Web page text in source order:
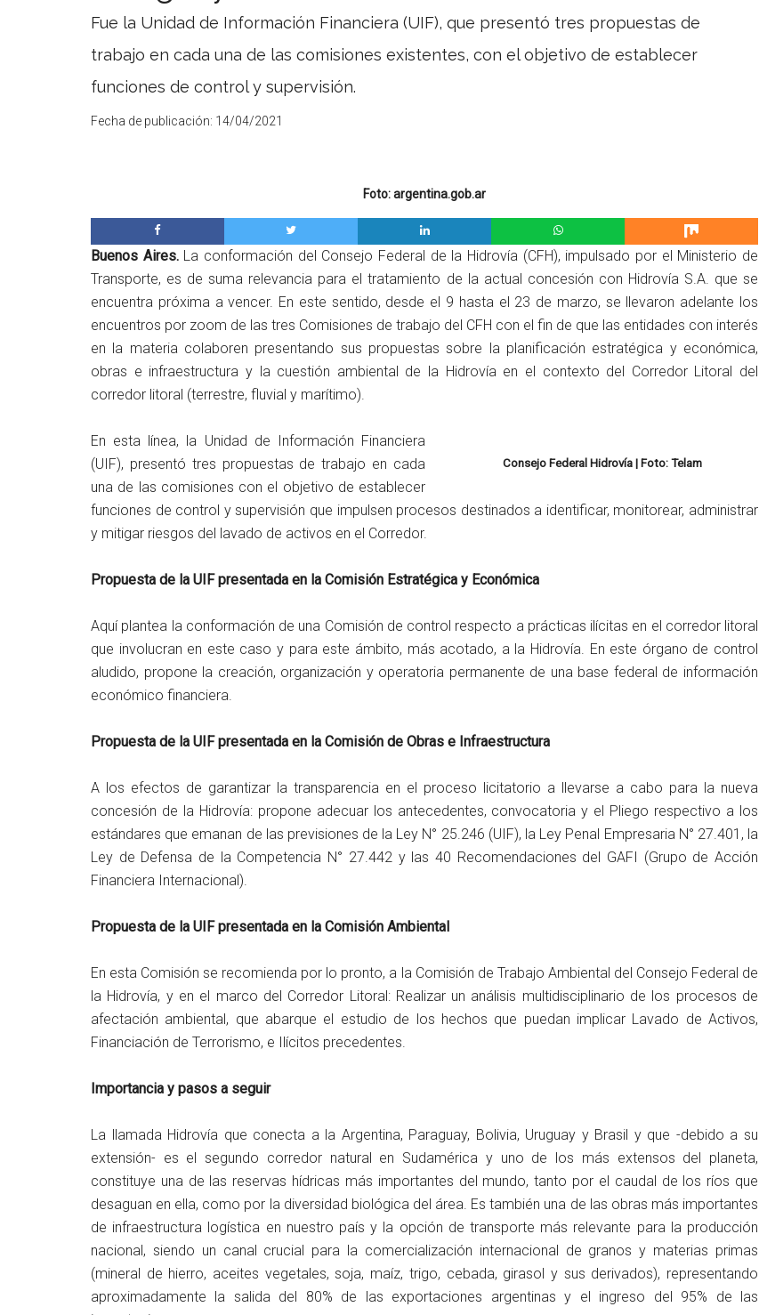
Fue la Unidad de Información Financiera (UIF), que presentó tres propuestas de
trabajo en cada una de las comisiones existentes, con el objetivo de establecer
funciones de control y supervisión.
Fecha de publicación: 14/04/2021
Foto: argentina.gob.ar
Buenos Aires.La conformación del Consejo Federal de la Hidrovía (CFH), impulsado por el Ministerio de
Transporte, es de suma relevancia para el tratamiento de la actual concesión con Hidrovía S.A. que se
encuentra próxima a vencer. En este sentido, desde el 9 hasta el 23 de marzo, se llevaron adelante los
encuentros por zoom de las tres Comisiones de trabajo del CFH con el fin de que las entidades con interés
en la materia colaboren presentando sus propuestas sobre la planificación estratégica y económica,
obras e infraestructura y la cuestión ambiental de la Hidrovía en el contexto del Corredor Litoral del
corredor litoral (terrestre, fluvial y marítimo).
Consejo Federal Hidrovía | Foto: Telam
En esta línea, la Unidad de Información Financiera
(UIF), presentó tres propuestas de trabajo en cada
una de las comisiones con el objetivo de establecer
funciones de control y supervisión que impulsen procesos destinados a identificar, monitorear, administrar
y mitigar riesgos del lavado de activos en el Corredor.
Propuesta de la UIF presentada en la Comisión Estratégica y Económica
Aquí plantea la conformación de una Comisión de control respecto a prácticas ilícitas en el corredor litoral
que involucran en este caso y para este ámbito, más acotado, a la Hidrovía. En este órgano de control
aludido, propone la creación, organización y operatoria permanente de una base federal de información
económico financiera.
Propuesta de la UIF presentada en la Comisión de Obras e Infraestructura
A los efectos de garantizar la transparencia en el proceso licitatorio a llevarse a cabo para la nueva
concesión de la Hidrovía: propone adecuar los antecedentes, convocatoria y el Pliego respectivo a los
estándares que emanan de las previsiones de la Ley N° 25.246 (UIF), la Ley Penal Empresaria N° 27.401, la
Ley de Defensa de la Competencia N° 27.442 y las 40 Recomendaciones del GAFI (Grupo de Acción
Financiera Internacional).
Propuesta de la UIF presentada en la Comisión Ambiental
En esta Comisión se recomienda por lo pronto, a la Comisión de Trabajo Ambiental del Consejo Federal de
la Hidrovía, y en el marco del Corredor Litoral: Realizar un análisis multidisciplinario de los procesos de
afectación ambiental, que abarque el estudio de los hechos que puedan implicar Lavado de Activos,
Financiación de Terrorismo, e Ilícitos precedentes.
Importancia y pasos a seguir
La llamada Hidrovía que conecta a la Argentina, Paraguay, Bolivia, Uruguay y Brasil y que -debido a su
extensión- es el segundo corredor natural en Sudamérica y uno de los más extensos del planeta,
constituye una de las reservas hídricas más importantes del mundo, tanto por el caudal de los ríos que
desaguan en ella, como por la diversidad biológica del área. Es también una de las obras más importantes
de infraestructura logística en nuestro país y la opción de transporte más relevante para la producción
nacional, siendo un canal crucial para la comercialización internacional de granos y materias primas
(mineral de hierro, aceites vegetales, soja, maíz, trigo, cebada, girasol y sus derivados), representando
aproximadamente la salida del 80% de las exportaciones argentinas y el ingreso del 95% de las